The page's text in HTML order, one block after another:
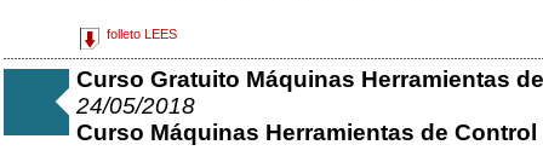
folleto LEES
Curso Gratuito Máquinas Herramientas
24/05/2018
Curso Máquinas Herramientas de Control